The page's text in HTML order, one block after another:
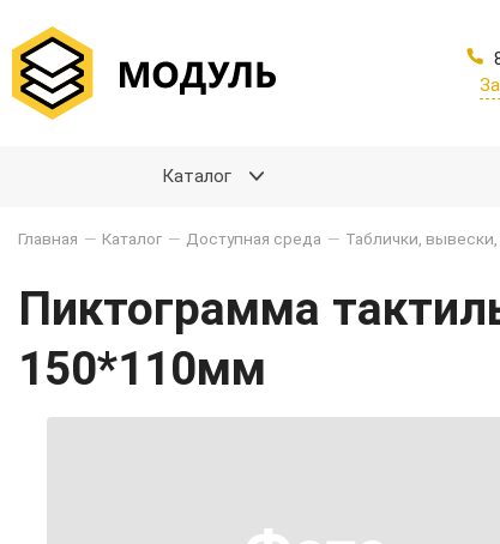
Каталог
Главная — Каталог — Доступная среда — Таблички,
Пиктограмма
150*110мм